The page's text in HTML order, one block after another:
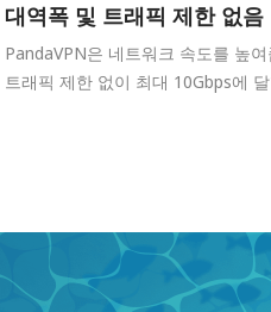
대역폭 및 트래픽 제한 없음
PandaVPN은 네트워크 속도를 높
트래픽 제한 없이 최대 10Gbps에